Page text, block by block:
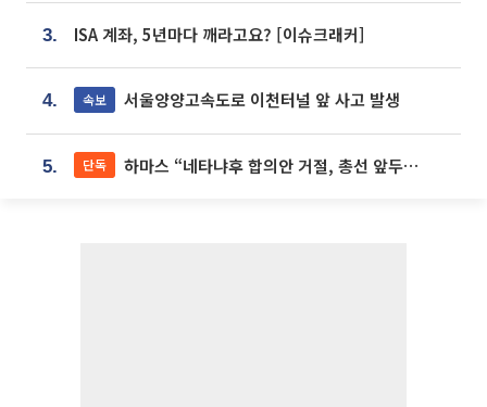
3. ISA 계좌, 5년마다 깨라고요? [이슈크래커]
4. 속보 서울양양고속도로 이천터널 앞 사고 발생
5. 단독 하마스 “네타냐후 합의안 거절, 총선 앞두고 시간 끌기”